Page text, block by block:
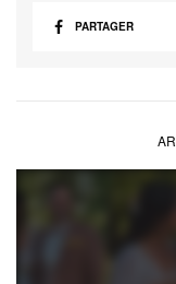
PARTAGER